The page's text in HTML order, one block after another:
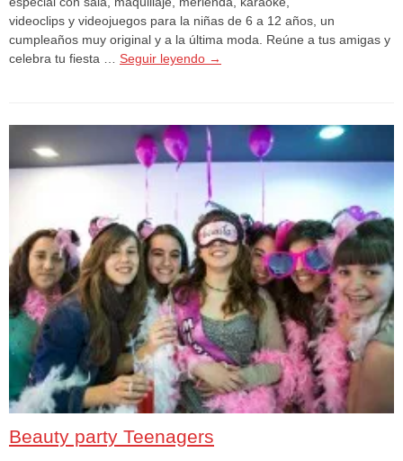
videoclips y videojuegos para la niñas de 6 a 12 años, un
cumpleaños muy original y a la última moda. Reúne a tus amigas y
celebra tu fiesta … Seguir leyendo →
Beauty party Teenagers